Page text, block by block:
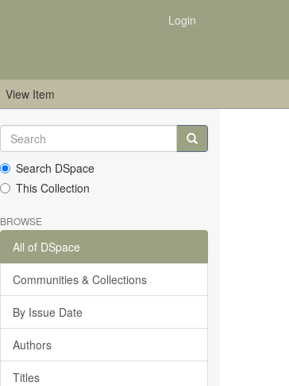
Login
View Item
Search DSpace
This Collection
BROWSE
All of DSpace
Communities & Collections
By Issue Date
Authors
Titles